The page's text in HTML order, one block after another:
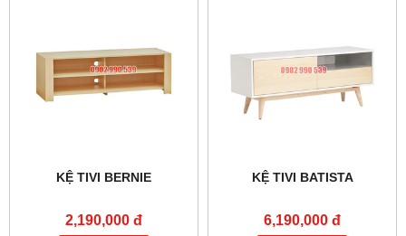
KỆ TIVI BERNIE
2,190,000 đ
KỆ TIVI BATISTA
6,190,000 đ